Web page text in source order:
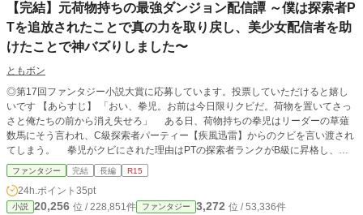
【完結】元荷物持ちの最強ダンジョン配信譚 ～僕は探索者P
Tを追放されたことで真の力を取り戻し、美少女配信者を助
けたことで神バズりしました〜
ともボン
◎第17回ファンタジー小説大賞に応募しています。投票していただけると嬉し
いです 【あらすじ】 「おい、拳児。お前は今日限りクビだ。荷物を置いてさっ
さと俺たちの前から消え失せろ」 ある日、荷物持ちの拳児はリーダーの草薙
数馬にそう言われ、C級探索者パーティー【疾風迅雷】からのクビを言い渡され
てしまう。 拳児がクビにされた理由はPTの探索者ランクがB級に昇格し、ダ
ンジョン内で専用カメラを使っての配信活動がダンジョン協会から認可されると
草薙数馬が確信したからだ。 そうなると【疾風迅雷】は顔出しで探索配信活
動をすることになるので、草薙数馬は身元不明で記憶喪失だった拳児の存在自体
が自分たちの今後の活動に支障が出ると考えたのである。 もちろん、拳児は
ファンタジー 完結 長編 R15
24h.ポイント 35pt
小説 20,256 位 / 228,851件 ファンタジー 3,272 位 / 53,336件